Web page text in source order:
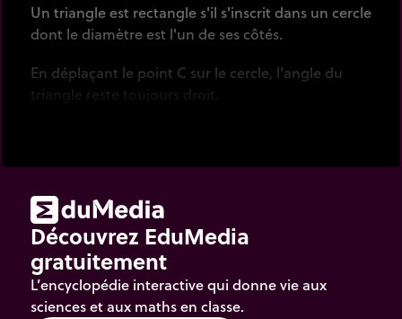
Un triangle est rectangle s'il s'inscrit dans un cercle
dont le diamètre est l'un de ses côtés.
En déplaçant le point C sur le cercle, l'angle du
triangle reste toujours droit.
Découvrez EduMedia
gratuitement
L’encyclopédie interactive qui donne vie aux
sciences et aux maths en classe.